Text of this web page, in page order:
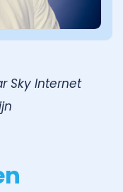
Sky Internet